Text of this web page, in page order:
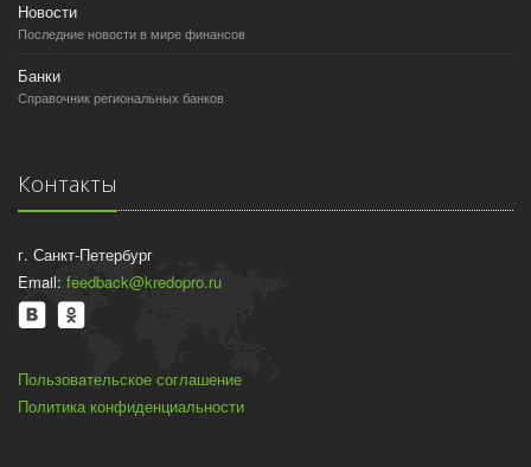
Новости
Последние новости в мире финансов
Банки
Справочник региональных банков
Контакты
г. Санкт-Петербург
Email: feedback@kredopro.ru
Пользовательское соглашение
Политика конфиденциальности